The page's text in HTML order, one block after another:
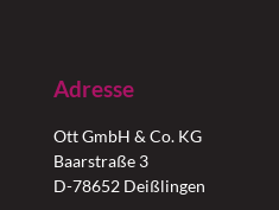
Adresse
Ott GmbH & Co. KG
Baarstraße 3
D-78652 Deißlingen